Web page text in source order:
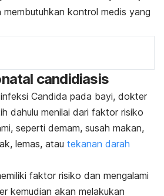
kontrol medis yang
candidiasis
Candida pada bayi, dokter
dahulu menilai dari faktor risiko
seperti demam, susah makan,
lemas, atau tekanan darah
faktor risiko dan mengalami
kemudian akan melakukan